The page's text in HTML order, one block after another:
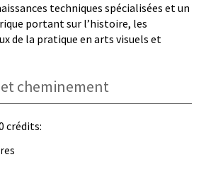
techniques spécialisées et un
portant sur l’histoire, les
de la pratique en arts visuels et
cheminement
crédits: